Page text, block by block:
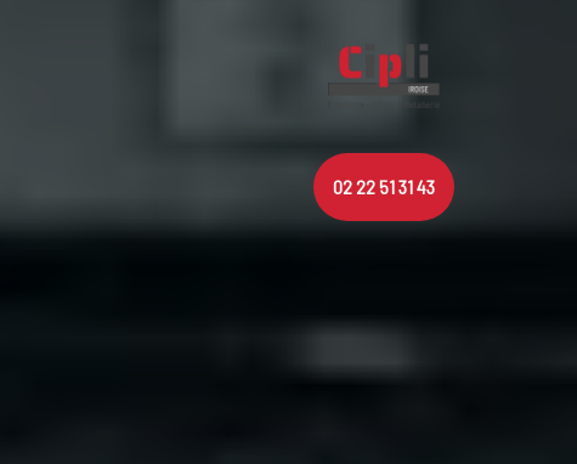
02 22 51 31 43